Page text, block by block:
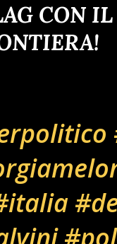
CON